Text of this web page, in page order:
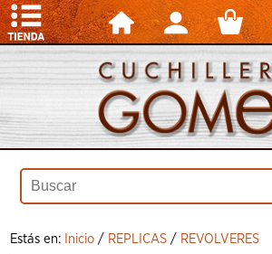
Estás en: Inicio / REPLICAS / REVOLVERES